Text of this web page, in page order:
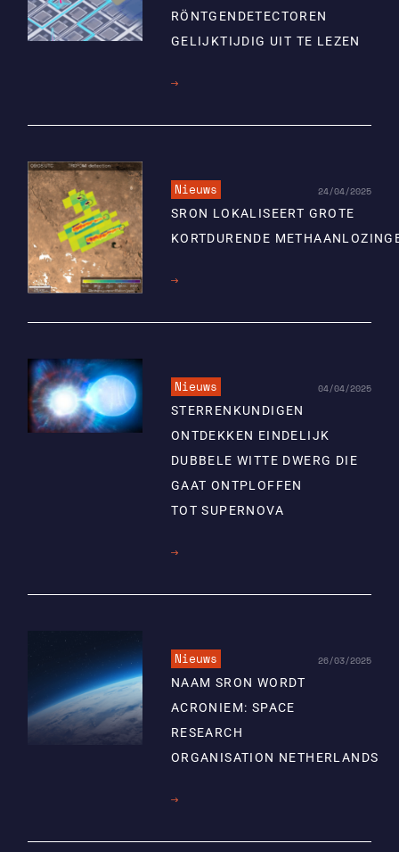
RÖNTGENDETECTOREN
GELIJKTIJDIG UIT TE LEZEN
Lees
Nieuws 24/04/2025
SRON LOKALISEERT GROTE
KORTDURENDE
Lees
Nieuws 04/04/2025
STERRENKUNDIGEN
ONTDEKKEN EINDELIJK
DUBBELE WITTE DWERG DIE
GAAT ONTPLOFFEN
TOT SUPERNOVA
Lees
Nieuws 26/03/2025
NAAM SRON WORDT
ACRONIEM: SPACE
RESEARCH
ORGANISATION NETHERLANDS
Lees